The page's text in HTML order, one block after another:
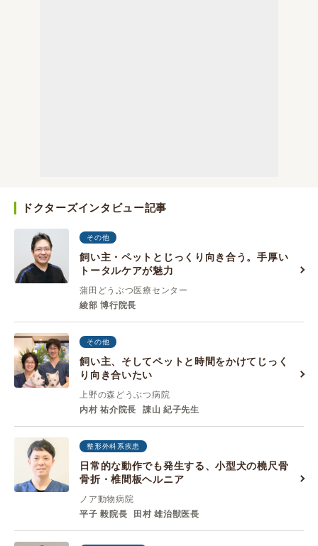
ドクターズインタビュー記事
その他
飼い主・ペットとじっくり向き合う。手厚い
トータルケアが魅力
蒲田どうぶつ医療センター
綾部 博行院長
その他
飼い主、そしてペットと時間をかけてじっく
り向き合いたい
上野の森どうぶつ病院
内村 祐介院長
諌山 紀子先生
整形外科系疾患
日常的な動作でも発生する、小型犬の橈尺骨
骨折・椎間板ヘルニア
ノア動物病院
平子 毅院長
田村 雄治獣医長